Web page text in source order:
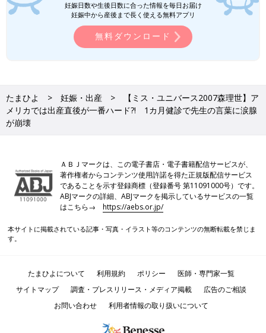
妊娠日数や生後日数に合った情報を毎日お届け
妊娠中から産後まで長く使える無料アプリ
無料ダウンロード
たまひよ 妊娠・出産
【ミス・ユニバース2007森理世】ア
メリカでは出産直後が一番ハード?! 1カ月健診で先生の言葉に涙腺
が崩壊
ＡＢＪマークは、この電子書店・電子書籍配信サービスが、
著作権者からコンテンツ使用許諾を得た正規版配信サービス
であることを示す登録商標（登録番号 第11091000号）です。
ABJマークの詳細、ABJマークを掲示しているサービスの一覧
はこちら→https://aebs.or.jp/
本サイトに掲載されている記事・写真・イラスト等のコンテンツの無断転載を禁じま
す。
たまひよについて 利用規約 ポリシー
医師・専門家一覧
サイトマップ
調査・プレスリリース・メディア掲載
広告のご相談
お問い合わせ
利用者情報の取り扱いについて